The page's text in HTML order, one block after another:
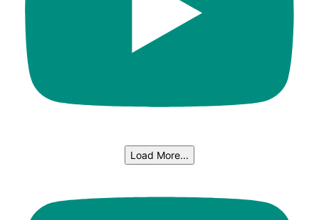
Load More...